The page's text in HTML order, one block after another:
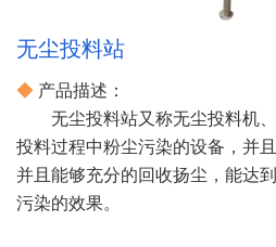
无尘投料站
◆ 产品描述：
无尘投料站又称无尘投料机
投料过程中粉尘污染的设备，并
并且能够充分的回收扬尘，能达
污染的效果。